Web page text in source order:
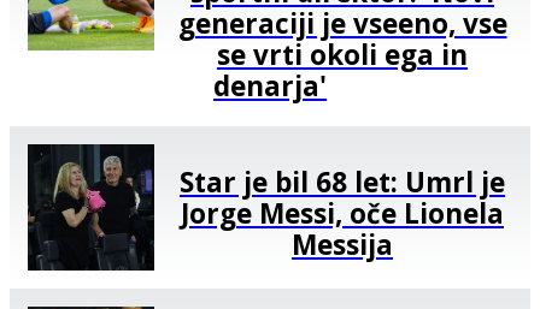
generaciji je vseeno, vse
se vrti okoli ega in
denarja'
Star je bil 68 let: Umrl je
Jorge Messi, oče Lionela
Messija